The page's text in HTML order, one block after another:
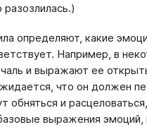
определяют, какие
Например, в
и выражают ее
что он должен
обняться и
выражения эмоций,